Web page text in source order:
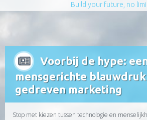
Build your future, no
Voorbij de hype:
mensgerichte
gedreven marketing
Stop met kiezen tussen technologie en